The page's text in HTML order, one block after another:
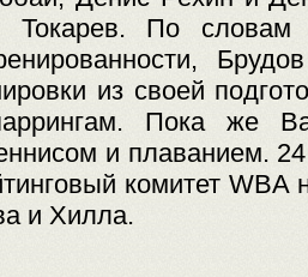
Токарев. По
из своей
Пока же
и плаванием.
комитет WBA
и Хилла.